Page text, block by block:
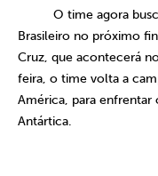
O time agora
Brasileiro no próximo
Cruz, que acontecerá
feira, o time volta a
América, para enfrentar
Antártica.